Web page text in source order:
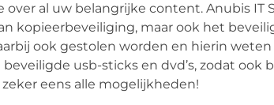
al uw belangrijke content. Anubis IT
kopieerbeveiliging, maar ook het
ook gestolen worden en hierin
usb-sticks en dvd’s, zodat ook
zeker eens alle mogelijkheden!